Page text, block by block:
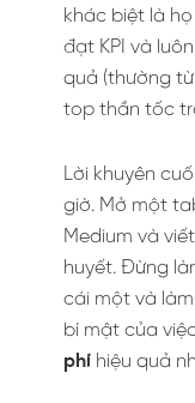
khác biệt là
đạt KPI và
quả (thường
top thần tốc
Lời khuyên
giờ. Mở một
Medium và
huyết. Đừng
cái một và
bí mật của
phí hiệu quả